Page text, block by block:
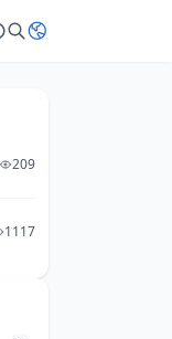
209
1117